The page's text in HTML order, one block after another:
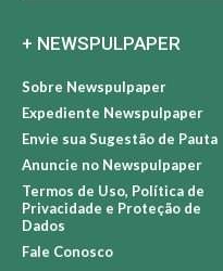
+ NEWSPULPAPER
Sobre Newspulpaper
Expediente Newspulpaper
Envie sua Sugestão de Pauta
Anuncie no Newspulpaper
Termos de Uso, Política de
Privacidade e Proteção de
Dados
Fale Conosco